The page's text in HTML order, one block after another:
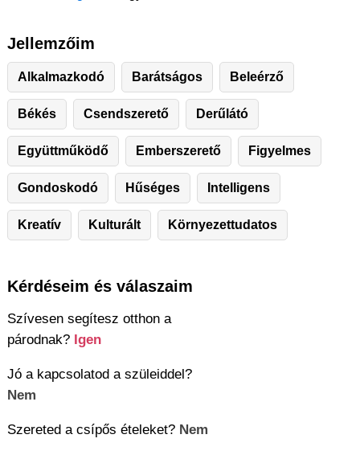
Jellemzőim
Alkalmazkodó Barátságos Beleérző
Békés Csendszerető Derűlátó
Együttműködő Emberszerető Figyelmes
Gondoskodó Hűséges Intelligens
Kreatív Kulturált Környezettudatos
Kérdéseim és válaszaim
Szívesen segítesz otthon a
párodnak? Igen
Jó a kapcsolatod a szüleiddel?
Nem
Szereted a csípős ételeket? Nem